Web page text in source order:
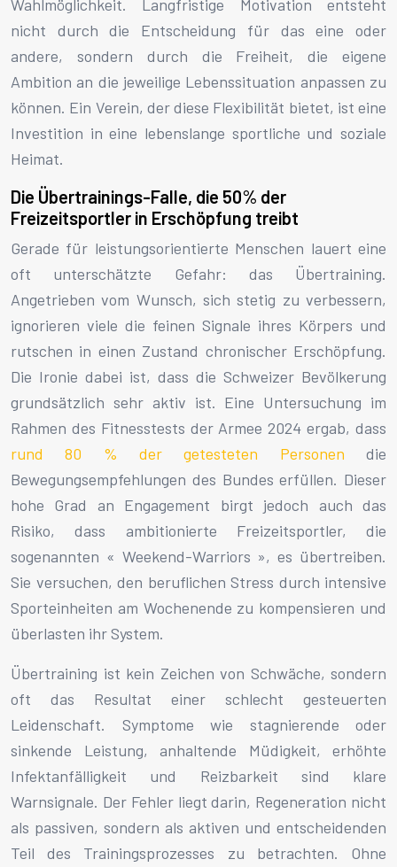
Wahlmöglichkeit. Langfristige Motivation entsteht
nicht durch die Entscheidung für das eine oder
andere, sondern durch die Freiheit, die eigene
Ambition an die jeweilige Lebenssituation anpassen zu
können. Ein Verein, der diese Flexibilität bietet, ist eine
Investition in eine lebenslange sportliche und soziale
Heimat.
Die Übertrainings-Falle, die 50% der
Freizeitsportler in Erschöpfung treibt
Gerade für leistungsorientierte Menschen lauert eine
oft unterschätzte Gefahr: das Übertraining.
Angetrieben vom Wunsch, sich stetig zu verbessern,
ignorieren viele die feinen Signale ihres Körpers und
rutschen in einen Zustand chronischer Erschöpfung.
Die Ironie dabei ist, dass die Schweizer Bevölkerung
grundsätzlich sehr aktiv ist. Eine Untersuchung im
Rahmen des Fitnesstests der Armee 2024 ergab, dass
rund 80 % der getesteten Personen die
Bewegungsempfehlungen des Bundes erfüllen. Dieser
hohe Grad an Engagement birgt jedoch auch das
Risiko, dass ambitionierte Freizeitsportler, die
sogenannten « Weekend-Warriors », es übertreiben.
Sie versuchen, den beruflichen Stress durch intensive
Sporteinheiten am Wochenende zu kompensieren und
überlasten ihr System.
Übertraining ist kein Zeichen von Schwäche, sondern
oft das Resultat einer schlecht gesteuerten
Leidenschaft. Symptome wie stagnierende oder
sinkende Leistung, anhaltende Müdigkeit, erhöhte
Infektanfälligkeit und Reizbarkeit sind klare
Warnsignale. Der Fehler liegt darin, Regeneration nicht
als passiven, sondern als aktiven und entscheidenden
Teil des Trainingsprozesses zu betrachten. Ohne